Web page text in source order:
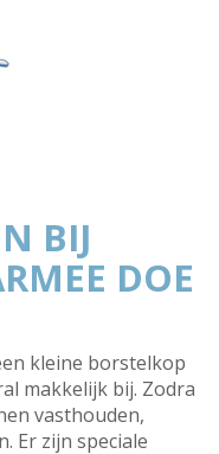
BIJ
DOE
kleine borstelkop
makkelijk bij. Zodra
vasthouden,
Er zijn speciale